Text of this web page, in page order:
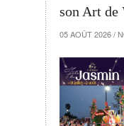
son Art de
05 AOÛT 2026 /